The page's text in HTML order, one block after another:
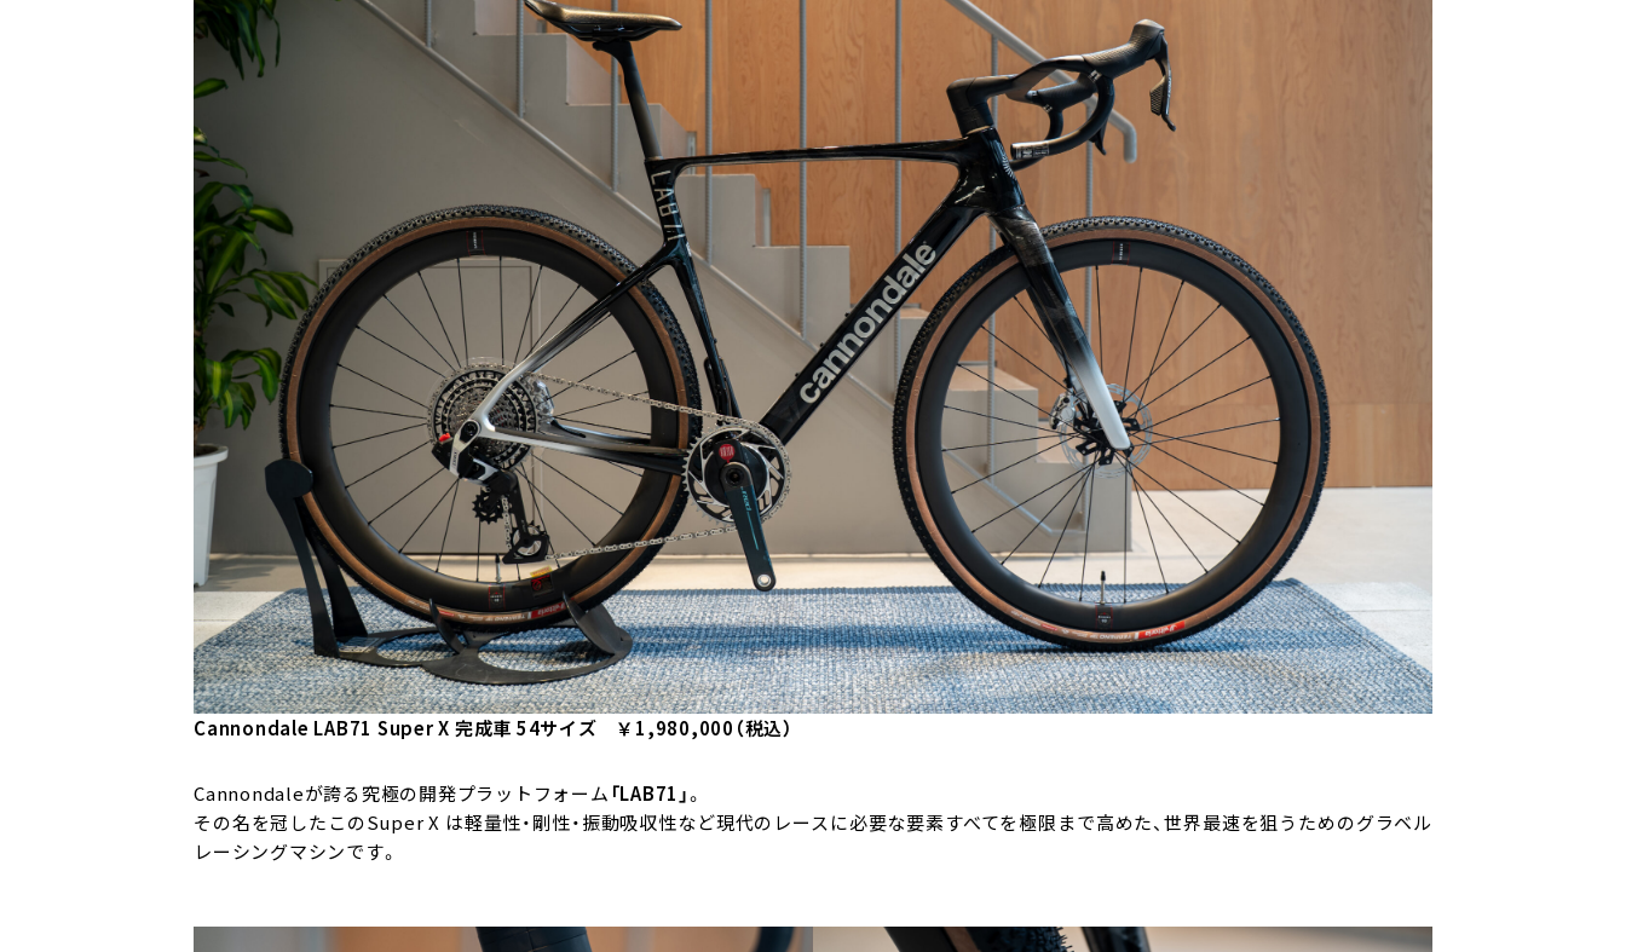
Cannondale LAB71 Super X 完成車 54サイズ ￥1,980,000（税込）
Cannondaleが誇る究極の開発プラットフォーム 「LAB71」。
その名を冠したこのSuper X は軽量性・剛性・振動吸収性など現代のレースに必要な要素すべてを極限まで高めた、世界最速を狙うためのグラベル
レーシングマシンです。